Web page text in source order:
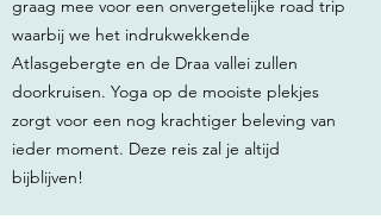
graag mee voor een onvergetelijke road trip
waarbij we het indrukwekkende
Atlasgebergte en de Draa vallei zullen
doorkruisen. Yoga op de mooiste plekjes
zorgt voor een nog krachtiger beleving van
ieder moment. Deze reis zal je altijd
bijblijven!